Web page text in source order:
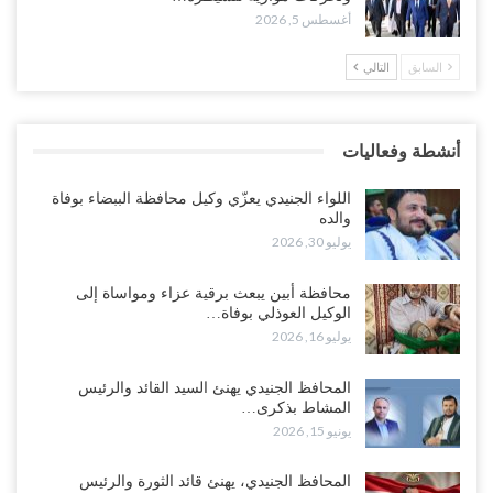
أغسطس 4, 2026
محتدم على خليفته..!
أغسطس 4, 2026
بالتهريب وعينه على المحافظ..!
أغسطس 4, 2026
تعيد تحشيد قواتها في أهم سواحل اليمن على البحر…
أغسطس 4, 2026
“الضالع“| حملة اجتثاث سعودية لأذرع الزبيدي من معقله الأبرز..!
أغسطس 5, 2026
السابق التالي
أنشطة وفعاليات
اللواء الجنيدي يعزّي وكيل محافظة الببضاء بوفاة
والده
يوليو 30, 2026
محافظة أبين يبعث برقية عزاء ومواساة إلى
الوكيل العوذلي بوفاة…
يوليو 16, 2026
المحافظ الجنيدي يهنئ السيد القائد والرئيس
المشاط بذكرى…
يونيو 15, 2026
المحافظ الجنيدي، يهنئ قائد الثورة والرئيس